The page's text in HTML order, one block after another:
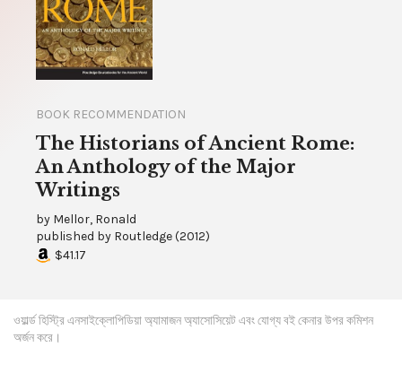
BOOK RECOMMENDATION
The Historians of Ancient Rome:
An Anthology of the Major
Writings
by Mellor, Ronald
published by Routledge(2012)
$41.17
ওয়ার্ল্ড হিস্ট্রি এনসাইক্লোপিডিয়া অ্যামাজন অ্যাসোসিয়েট এবং যোগ্য বই কেনার উপর কমিশন
অর্জন করে।